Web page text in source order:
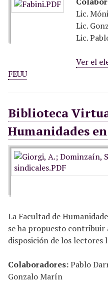
Lic.
Lic.
Lic.
Ver el
FEUU
Biblioteca
Humanidades
La Facultad de
se ha propuesto contribuir
disposición de los lectores
Colaboradores:Pablo
Gonzalo Marín